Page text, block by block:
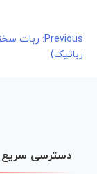
راهبری
نوشته
Previous: ربات
رباتیک)
دسترسی سریع